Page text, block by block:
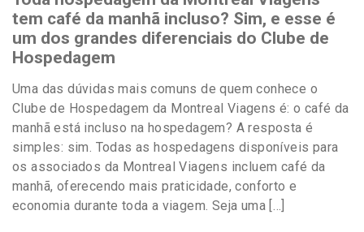
tem café da manhã incluso? Sim, e esse é
um dos grandes diferenciais do Clube de
Hospedagem
Uma das dúvidas mais comuns de quem conhece o
Clube de Hospedagem da Montreal Viagens é: o café da
manhã está incluso na hospedagem? A resposta é
simples: sim. Todas as hospedagens disponíveis para
os associados da Montreal Viagens incluem café da
manhã, oferecendo mais praticidade, conforto e
economia durante toda a viagem. Seja uma […]